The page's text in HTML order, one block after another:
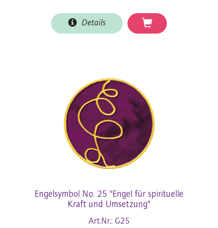
Details
Engelsymbol No. 25 "Engel für spirituelle
Kraft und Umsetzung"
Art.Nr.: G25